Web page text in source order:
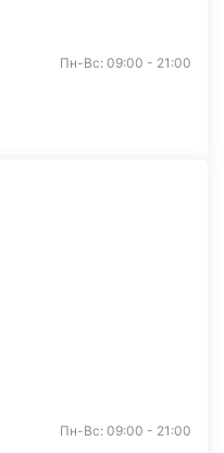
Пн-Вс: 09:00 - 21:00
Пн-Вс: 09:00 - 21:00